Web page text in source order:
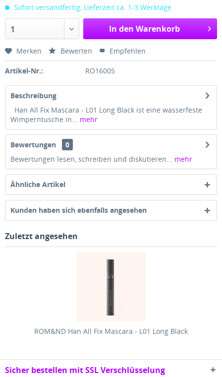
Sofort versandfertig, Lieferzeit ca. 1-3 Werktage
1 In den Warenkorb
Merken Bewerten Empfehlen
Artikel-Nr.: RO16005
Beschreibung
Han All Fix Mascara - L01 Long Black ist eine wasserfeste
Wimperntusche in... mehr
Bewertungen
0
Bewertungen lesen, schreiben und diskutieren... mehr
Ähnliche Artikel
Kunden haben sich ebenfalls angesehen
Zuletzt angesehen
ROM&ND Han All Fix Mascara - L01 Long Black
Sicher bestellen mit SSL Verschlüsselung